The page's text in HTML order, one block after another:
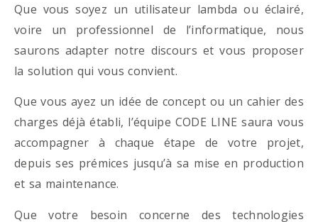
Que vous soyez un utilisateur lambda ou éclairé,
voire un professionnel de l’informatique, nous
saurons adapter notre discours et vous proposer
la solution qui vous convient.
Que vous ayez un idée de concept ou un cahier des
charges déjà établi, l’équipe CODE LINE saura vous
accompagner à chaque étape de votre projet,
depuis ses prémices jusqu’à sa mise en production
et sa maintenance.
Que votre besoin concerne des technologies